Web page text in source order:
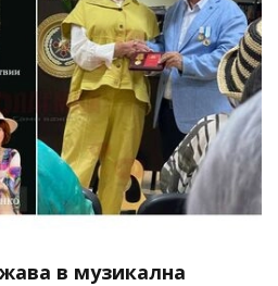
в музикална